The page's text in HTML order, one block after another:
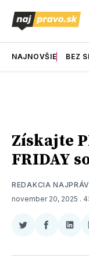
NAJNOVŠIE BEZ
Získajte
FRIDAY
REDAKCIA
november 20, 2025 .
Zdieľať
Twitter
Zdieľať